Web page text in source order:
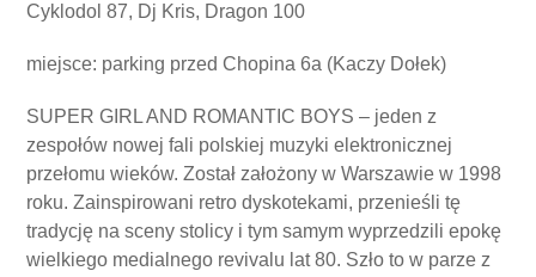
Cyklodol 87, Dj Kris, Dragon 100
miejsce: parking przed Chopina 6a (Kaczy Dołek)
SUPER GIRL AND ROMANTIC BOYS – jeden z
zespołów nowej fali polskiej muzyki elektronicznej
przełomu wieków. Został założony w Warszawie w 1998
roku. Zainspirowani retro dyskotekami, przenieśli tę
tradycję na sceny stolicy i tym samym wyprzedzili epokę
wielkiego medialnego revivalu lat 80. Szło to w parze z